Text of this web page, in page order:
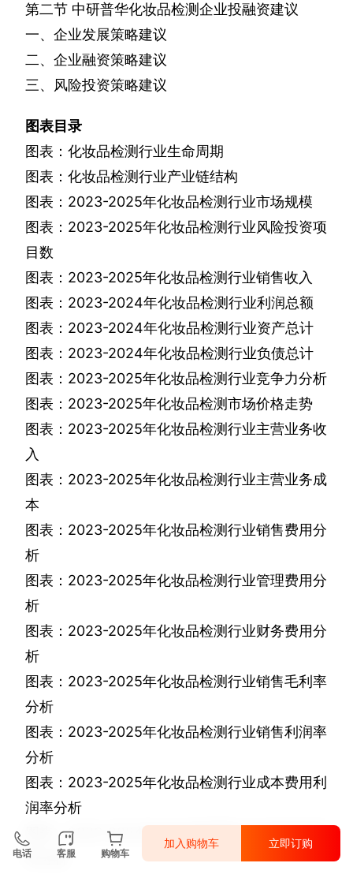
第二节 中研普华化妆品检测企业投融资建议
一、企业发展策略建议
二、企业融资策略建议
三、风险投资策略建议
图表目录
图表：化妆品检测行业生命周期
图表：化妆品检测行业产业链结构
图表： 2023-2025年化妆品检测行业市场规模
图表： 2023-2025年化妆品检测行业风险投资项
目数
图表： 2023-2025年化妆品检测行业销售收入
图表： 2023-2024年化妆品检测行业利润总额
图表： 2023-2024年化妆品检测行业资产总计
图表： 2023-2024年化妆品检测行业负债总计
图表： 2023-2025年化妆品检测行业竞争力分析
图表： 2023-2025年化妆品检测市场价格走势
图表： 2023-2025年化妆品检测行业主营业务收
入
图表： 2023-2025年化妆品检测行业主营业务成
本
图表： 2023-2025年化妆品检测行业销售费用分
析
图表： 2023-2025年化妆品检测行业管理费用分
析
图表： 2023-2025年化妆品检测行业财务费用分
析
图表： 2023-2025年化妆品检测行业销售毛利率
分析
图表： 2023-2025年化妆品检测行业销售利润率
分析
图表： 2023-2025年化妆品检测行业成本费用利
润率分析
图表：2023-2024
率分析
电话 客服 购物车
加入购物车 立即订购